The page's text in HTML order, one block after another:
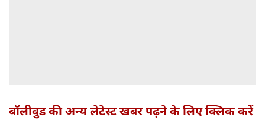
बॉलीवुड की अन्य लेटेस्ट खबर पढ़ने के लिए क्लिक करें